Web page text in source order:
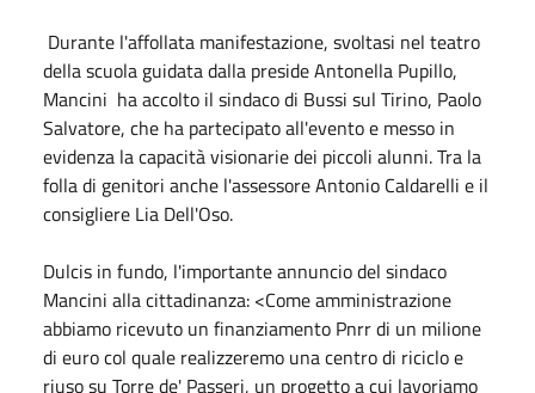
Durante l'affollata manifestazione, svoltasi nel teatro
della scuola guidata dalla preside Antonella Pupillo,
Mancini ha accolto il sindaco di Bussi sul Tirino, Paolo
Salvatore, che ha partecipato all'evento e messo in
evidenza la capacità visionarie dei piccoli alunni. Tra la
folla di genitori anche l'assessore Antonio Caldarelli e il
consigliere Lia Dell'Oso.
Dulcis in fundo, l'importante annuncio del sindaco
Mancini alla cittadinanza: <Come amministrazione
abbiamo ricevuto un finanziamento Pnrr di un milione
di euro col quale realizzeremo una centro di riciclo e
riuso su Torre de' Passeri, un progetto a cui lavoriamo